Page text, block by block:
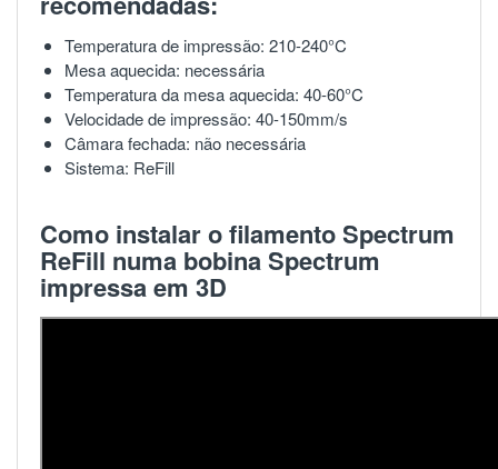
Temperatura de impressão: 210-240°C
Mesa aquecida: necessária
Temperatura da mesa aquecida: 40-60°C
Velocidade de impressão: 40-150mm/s
Câmara fechada: não necessária
Sistema: ReFill
Como instalar o filamento Spectrum
ReFill numa bobina Spectrum
impressa em 3D